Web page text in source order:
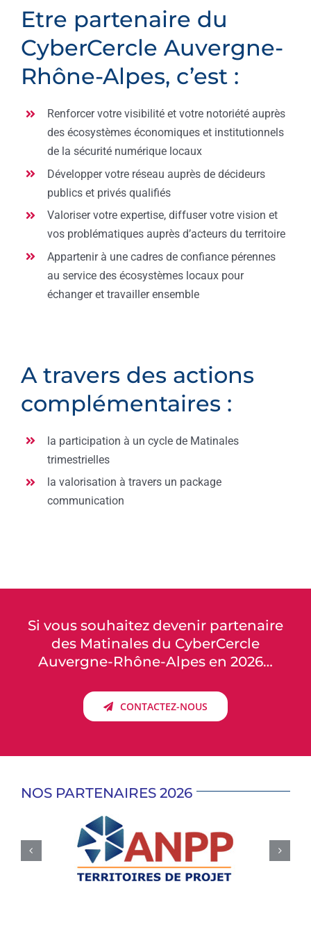
PARTENAIRES
DEVENEZ PARTENAIRE
CONTACT
Etre partenaire du
CyberCercle Auvergne-
Rhône-Alpes, c’est :
Renforcer votre visibilité et votre notoriété auprès
des écosystèmes économiques et institutionnels
de la sécurité numérique locaux
Développer votre réseau auprès de décideurs
publics et privés qualifiés
Valoriser votre expertise, diffuser votre vision et
vos problématiques auprès d’acteurs du territoire
Appartenir à une cadres de confiance pérennes
au service des écosystèmes locaux pour
échanger et travailler ensemble
A travers des actions
complémentaires :
la participation à un cycle de Matinales
trimestrielles
la valorisation à travers un package
communication
Si vous souhaitez devenir partenaire
des Matinales du CyberCercle
Auvergne-Rhône-Alpes en 2026…
CONTACTEZ-NOUS
NOS PARTENAIRES 2026